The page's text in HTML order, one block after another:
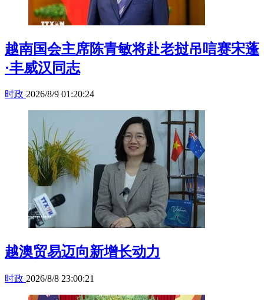
越南国会主席陈青敏将赴老挝吊唁赛宋蓬
·丰威汉同志
时政 2026/8/9 01:20:24
越澳贸易迈向新增长动力
时政 2026/8/8 23:00:21